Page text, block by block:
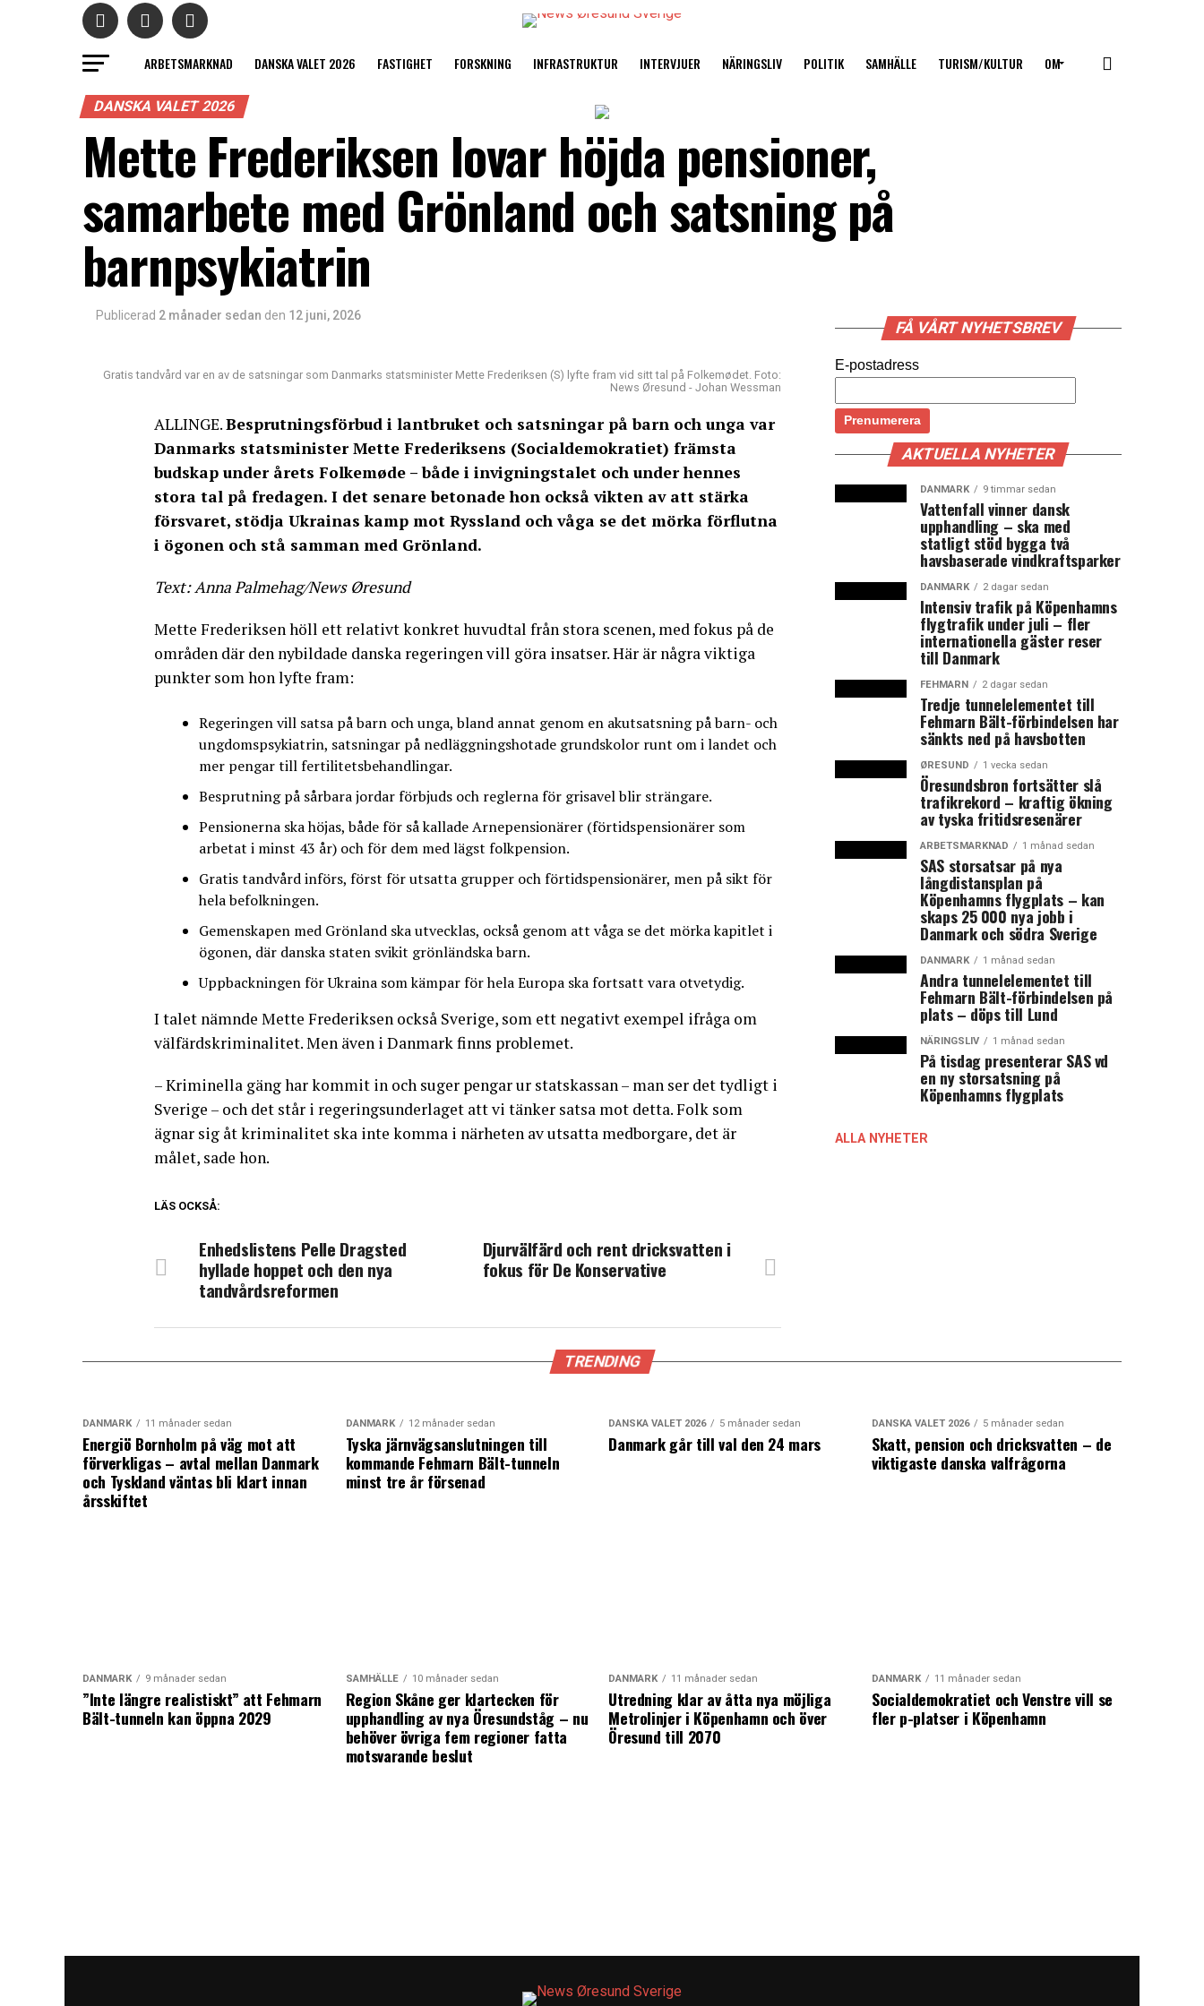
ARBETSMARKNAD DANSKA VALET 2026 FASTIGHET FORSKNING INFRASTRUKTUR INTERVJUER NÄRINGSLIV POLITIK SAMHÄLLE TURISM/KULTUR OM
DANSKA VALET 2026
Mette Frederiksen lovar höjda pensioner,
samarbete med Grönland och satsning på
barnpsykiatrin
Publicerad 2 månader sedan den 12 juni, 2026
Gratis tandvård var en av de satsningar som Danmarks statsminister Mette Frederiksen (S) lyfte fram vid sitt tal på Folkemødet. Foto:
News Øresund - Johan Wessman
ALLINGE.Besprutningsförbud i lantbruket och satsningar på barn och unga var
Danmarks statsminister Mette Frederiksens (Socialdemokratiet) främsta
budskap under årets Folkemøde – både i invigningstalet och under hennes
stora tal på fredagen. I det senare betonade hon också vikten av att stärka
försvaret, stödja Ukrainas kamp mot Ryssland och våga se det mörka förflutna
i ögonen och stå samman med Grönland.
Text: Anna Palmehag/News Øresund
Mette Frederiksen höll ett relativt konkret huvudtal från stora scenen, med fokus på de
områden där den nybildade danska regeringen vill göra insatser. Här är några viktiga
punkter som hon lyfte fram:
Regeringen vill satsa på barn och unga, bland annat genom en akutsatsning på barn- och
ungdomspsykiatrin, satsningar på nedläggningshotade grundskolor runt om i landet och
mer pengar till fertilitetsbehandlingar.
Besprutning på sårbara jordar förbjuds och reglerna för grisavel blir strängare.
Pensionerna ska höjas, både för så kallade Arnepensionärer (förtidspensionärer som
arbetat i minst 43 år) och för dem med lägst folkpension.
Gratis tandvård införs, först för utsatta grupper och förtidspensionärer, men på sikt för
hela befolkningen.
Gemenskapen med Grönland ska utvecklas, också genom att våga se det mörka kapitlet i
ögonen, där danska staten svikit grönländska barn.
Uppbackningen för Ukraina som kämpar för hela Europa ska fortsatt vara otvetydig.
I talet nämnde Mette Frederiksen också Sverige, som ett negativt exempel ifråga om
välfärdskriminalitet. Men även i Danmark finns problemet.
– Kriminella gäng har kommit in och suger pengar ur statskassan – man ser det tydligt i
Sverige – och det står i regeringsunderlaget att vi tänker satsa mot detta. Folk som
ägnar sig åt kriminalitet ska inte komma i närheten av utsatta medborgare, det är
målet, sade hon.
LÄS OCKSÅ:
Djurvälfärd och rent dricksvatten i
fokus för De Konservative
Enhedslistens Pelle Dragsted
hyllade hoppet och den nya
tandvårdsreformen
FÅ VÅRT NYHETSBREV
E-postadress
AKTUELLA NYHETER
DANMARK 9 timmar sedan
Vattenfall vinner dansk
upphandling – ska med
statligt stöd bygga två
havsbaserade vindkraftsparker
DANMARK 2 dagar sedan
Intensiv trafik på Köpenhamns
flygtrafik under juli – fler
internationella gäster reser
till Danmark
FEHMARN 2 dagar sedan
Tredje tunnelelementet till
Fehmarn Bält-förbindelsen har
sänkts ned på havsbotten
ØRESUND 1 vecka sedan
Öresundsbron fortsätter slå
trafikrekord – kraftig ökning
av tyska fritidsresenärer
ARBETSMARKNAD 1 månad sedan
SAS storsatsar på nya
långdistansplan på
Köpenhamns flygplats – kan
skaps 25 000 nya jobb i
Danmark och södra Sverige
DANMARK 1 månad sedan
Andra tunnelelementet till
Fehmarn Bält-förbindelsen på
plats – döps till Lund
NÄRINGSLIV 1 månad sedan
På tisdag presenterar SAS vd
en ny storsatsning på
Köpenhamns flygplats
ALLA NYHETER
TRENDING
DANMARK 11 månader sedan
Energiö Bornholm på väg mot att
förverkligas – avtal mellan Danmark
och Tyskland väntas bli klart innan
årsskiftet
DANMARK 12 månader sedan
Tyska järnvägsanslutningen till
kommande Fehmarn Bält-tunneln
minst tre år försenad
DANSKA VALET 2026 5 månader sedan
Danmark går till val den 24 mars
DANSKA VALET 2026 5 månader sedan
Skatt, pension och dricksvatten – de
viktigaste danska valfrågorna
DANMARK 9 månader sedan
”Inte längre realistiskt” att Fehmarn
Bält-tunneln kan öppna 2029
SAMHÄLLE 10 månader sedan
Region Skåne ger klartecken för
upphandling av nya Öresundståg – nu
behöver övriga fem regioner fatta
motsvarande beslut
DANMARK 11 månader sedan
Utredning klar av åtta nya möjliga
Metrolinjer i Köpenhamn och över
Öresund till 2070
DANMARK 11 månader sedan
Socialdemokratiet och Venstre vill se
fler p-platser i Köpenhamn